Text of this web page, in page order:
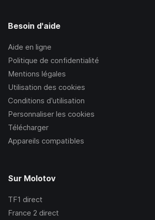
Besoin d'aide
Aide en ligne
Politique de confidentialité
Mentions légales
Utilisation des cookies
Conditions d’utilisation
Personnaliser les cookies
Télécharger
Appareils compatibles
Sur Molotov
TF1 direct
France 2 direct